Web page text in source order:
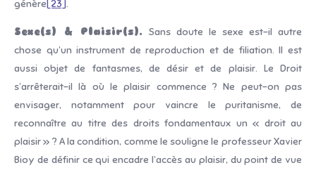
génère[23].
Sexe(s) & Plaisir(s). Sans doute le sexe est-il autre
chose qu’un instrument de reproduction et de filiation. Il est
aussi objet de fantasmes, de désir et de plaisir. Le Droit
s’arrêterait-il là où le plaisir commence ? Ne peut-on pas
envisager, notamment pour vaincre le puritanisme, de
reconnaître au titre des droits fondamentaux un « droit au
plaisir » ? A la condition, comme le souligne le professeur Xavier
Bioy de définir ce qui encadre l’accès au plaisir, du point de vue